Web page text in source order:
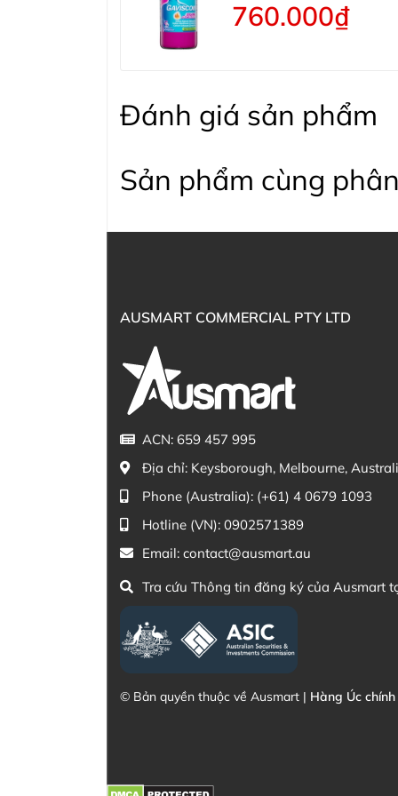
760.000₫
Đánh giá sản phẩm
Sản phẩm cùng
AUSMART COMMERCIAL PTY LTD
ACN: 659 457 995
Địa chỉ: Keysborough, Melbourne,
Phone (Australia): (+61) 4 0679 1093
Hotline (VN): 0902571389
Email: contact@ausmart.au
Tra cứu Thông tin đăng ký của Ausmart
© Bản quyền thuộc về Ausmart | Hàng Úc